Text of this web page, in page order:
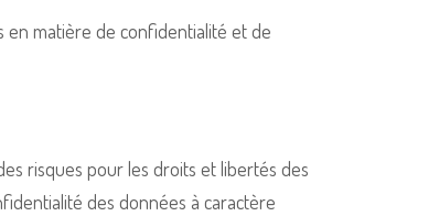
en matière de confidentialité et de
risques pour les droits et libertés des
des données à caractère